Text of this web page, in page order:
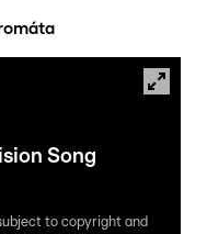
Song
to copyright and